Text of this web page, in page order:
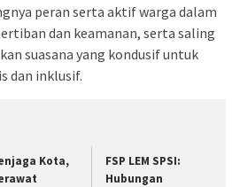
peran serta aktif warga dalam
dan keamanan, serta saling
suasana yang kondusif untuk
dan inklusif.
Kota,
FSP LEM SPSI:
Hubungan